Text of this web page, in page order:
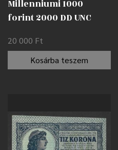
Millenniumi 1000
forint 2000 DD UNC
20 000 Ft
Kosárba teszem